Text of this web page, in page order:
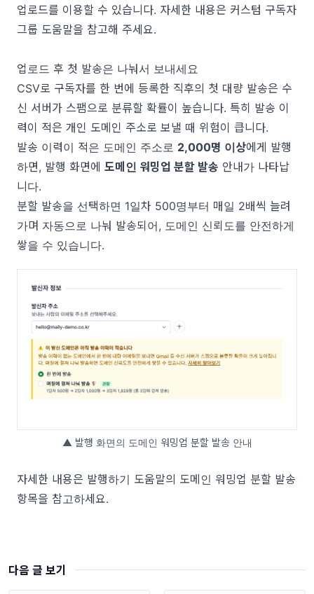
업로드를 이용할 수 있습니다. 자세한 내용은 커스텀 구독자
그룹 도움말을 참고해 주세요.
업로드 후 첫 발송은 나눠서 보내세요
CSV로 구독자를 한 번에 등록한 직후의 첫 대량 발송은 수
신 서버가 스팸으로 분류할 확률이 높습니다. 특히 발송 이
력이 적은 개인 도메인 주소로 보낼 때 위험이 큽니다.
발송 이력이 적은 도메인 주소로 2,000명 이상에게 발행
하면, 발행 화면에 도메인 워밍업 분할 발송 안내가 나타납
니다.
분할 발송을 선택하면 1일차 500명부터 매일 2배씩 늘려
가며 자동으로 나눠 발송되어, 도메인 신뢰도를 안전하게
쌓을 수 있습니다.
▲ 발행 화면의 도메인 워밍업 분할 발송 안내
자세한 내용은 발행하기 도움말의 도메인 워밍업 분할 발송
항목을 참고하세요.
다음 글 보기